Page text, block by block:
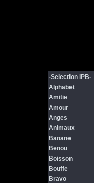
-Selection IPB-
Alphabet
Amitie
Amour
Anges
Animaux
Banane
Benou
Boisson
Bouffe
Bravo